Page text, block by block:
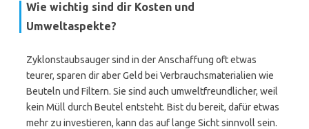
Wie wichtig sind dir Kosten und
Umweltaspekte?
Zyklonstaubsauger sind in der Anschaffung oft etwas
teurer, sparen dir aber Geld bei Verbrauchsmaterialien wie
Beuteln und Filtern. Sie sind auch umweltfreundlicher, weil
kein Müll durch Beutel entsteht. Bist du bereit, dafür etwas
mehr zu investieren, kann das auf lange Sicht sinnvoll sein.